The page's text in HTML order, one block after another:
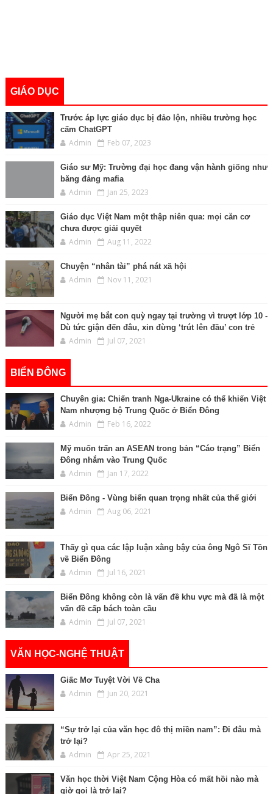
GIÁO DỤC
Trước áp lực giáo dục bị đảo lộn, nhiều trường học
cấm ChatGPT
Admin Feb 07, 2023
Giáo sư Mỹ: Trường đại học đang vận hành giống như
băng đảng mafia
Admin Jan 25, 2023
Giáo dục Việt Nam một thập niên qua: mọi căn cơ
chưa được giải quyết
Admin Aug 11, 2022
Chuyện “nhân tài” phá nát xã hội
Admin Nov 11, 2021
Người mẹ bắt con quỳ ngay tại trường vì trượt lớp 10 -
Dù tức giận đến đâu, xin đừng ‘trút lên đầu’ con trẻ
Admin Jul 07, 2021
BIỂN ĐÔNG
Chuyên gia: Chiến tranh Nga-Ukraine có thể khiến Việt
Nam nhượng bộ Trung Quốc ở Biển Đông
Admin Feb 16, 2022
Mỹ muốn trấn an ASEAN trong bản “Cáo trạng” Biển
Đông nhắm vào Trung Quốc
Admin Jan 17, 2022
Biển Đông - Vùng biển quan trọng nhất của thế giới
Admin Aug 06, 2021
Thấy gì qua các lập luận xằng bậy của ông Ngô Sĩ Tồn
về Biển Đông
Admin Jul 16, 2021
Biển Đông không còn là vấn đề khu vực mà đã là một
vấn đề cấp bách toàn cầu
Admin Jul 07, 2021
VĂN HỌC-NGHỆ THUẬT
Giấc Mơ Tuyệt Vời Về Cha
Admin Jun 20, 2021
“Sự trở lại của văn học đô thị miền nam”: Đi đâu mà
trở lại?
Admin Apr 25, 2021
Văn học thời Việt Nam Cộng Hòa có mất hồi nào mà
giờ gọi là trở lại?